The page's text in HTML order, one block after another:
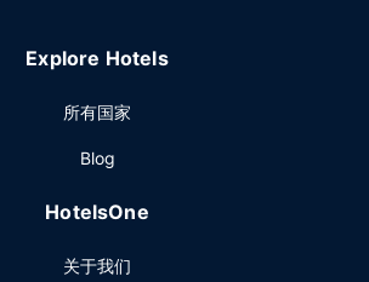
设施包括会议中心和会议室。定时往返机
Explore Hotels
所有国家
Blog
HotelsOne
关于我们